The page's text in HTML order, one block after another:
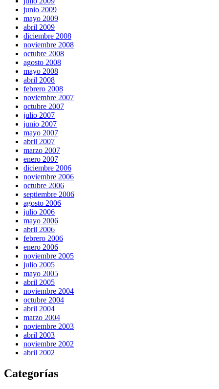
junio 2009
mayo 2009
abril 2009
diciembre 2008
noviembre 2008
octubre 2008
agosto 2008
mayo 2008
abril 2008
febrero 2008
noviembre 2007
octubre 2007
julio 2007
junio 2007
mayo 2007
abril 2007
marzo 2007
enero 2007
diciembre 2006
noviembre 2006
octubre 2006
septiembre 2006
agosto 2006
julio 2006
mayo 2006
abril 2006
febrero 2006
enero 2006
noviembre 2005
julio 2005
mayo 2005
abril 2005
noviembre 2004
octubre 2004
abril 2004
marzo 2004
noviembre 2003
abril 2003
noviembre 2002
abril 2002
Categorías